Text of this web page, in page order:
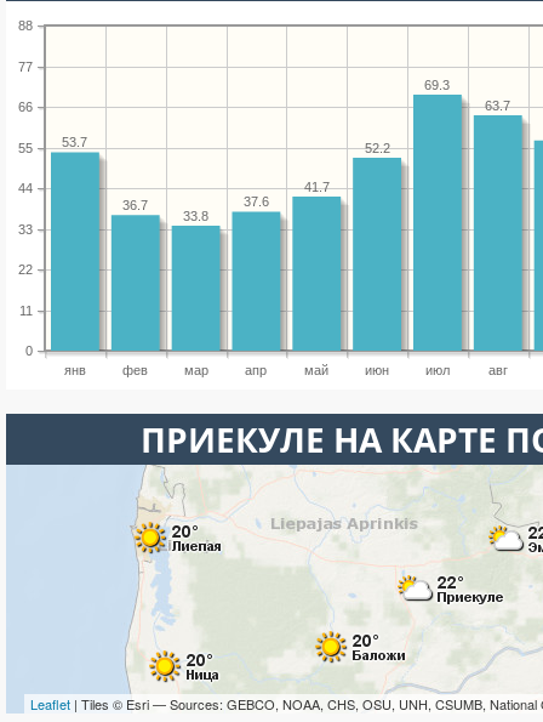
янв фев мар апр май июн июл авг
0
11
22
33
44
55
66
77
88
63.7
69.3
52.2
41.7
37.6
33.8
36.7
53.7
ПРИЕКУЛЕ НА КАРТЕ
Leaflet | Tiles © Esri — Sources: GEBCO, NOAA, CHS, OSU, UNH, CSUMB, National